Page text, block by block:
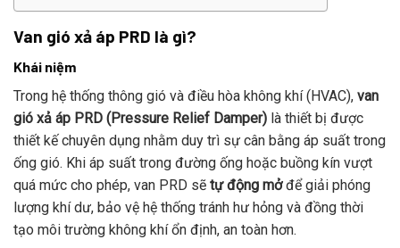
Van gió xả áp PRD là gì?
Khái niệm
Trong hệ thống thông gió và điều hòa không khí (HVAC), van
gió xả áp PRD (Pressure Relief Damper) là thiết bị được
thiết kế chuyên dụng nhằm duy trì sự cân bằng áp suất trong
ống gió. Khi áp suất trong đường ống hoặc buồng kín vượt
quá mức cho phép, van PRD sẽ tự động mởđể giải phóng
lượng khí dư, bảo vệ hệ thống tránh hư hỏng và đồng thời
tạo môi trường không khí ổn định, an toàn hơn.